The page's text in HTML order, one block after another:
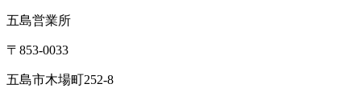
五島営業所
〒853-0033
五島市木場町252-8